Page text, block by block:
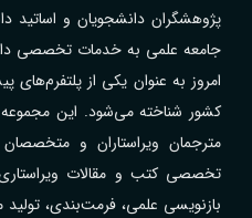
پژوهشگران دانشجویان و اساتید
جامعه علمی به خدمات تخصصی
امروز به عنوان یکی از
کشور شناخته می‌شود. این مجموعه
مترجمان ویراستاران و
تخصصی کتب و مقالات ویراستاری
بازنویسی علمی، فرمت‌بندی،